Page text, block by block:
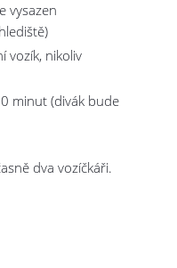
vysazen
vozík, nikoliv
minut (divák bude
dva vozíčkáři.